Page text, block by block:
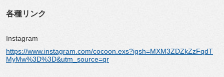
各種リンク
Instagram
https://www.instagram.com/cocoon.exs?igsh=MXM3ZDZkZzFqdT
MyMw%3D%3D&utm_source=qr